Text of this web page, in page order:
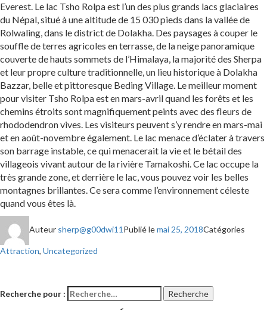
Everest. Le lac Tsho Rolpa est l’un des plus grands lacs glaciaires
du Népal, situé à une altitude de 15 030 pieds dans la vallée de
Rolwaling, dans le district de Dolakha. Des paysages à couper le
souffle de terres agricoles en terrasse, de la neige panoramique
couverte de hauts sommets de l’Himalaya, la majorité des Sherpa
et leur propre culture traditionnelle, un lieu historique à Dolakha
Bazzar, belle et pittoresque Beding Village. Le meilleur moment
pour visiter Tsho Rolpa est en mars-avril quand les forêts et les
chemins étroits sont magnifiquement peints avec des fleurs de
rhododendron vives. Les visiteurs peuvent s’y rendre en mars-mai
et en août-novembre également. Le lac menace d’éclater à travers
son barrage instable, ce qui menacerait la vie et le bétail des
villageois vivant autour de la rivière Tamakoshi. Ce lac occupe la
très grande zone, et derrière le lac, vous pouvez voir les belles
montagnes brillantes. Ce sera comme l’environnement céleste
quand vous êtes là.
Auteur sherp@g00dwi11 Publié lemai 25, 2018Catégories
Attraction, Uncategorized
Recherche pour : Recherche